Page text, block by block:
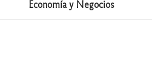
Economía y Negocios